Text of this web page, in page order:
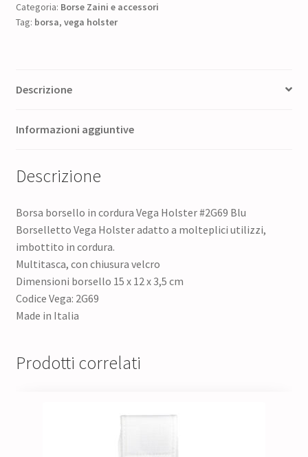
21,00 €.16,80 €.
Categoria: Borse Zaini e accessori
Tag: borsa, vega holster
Descrizione
Informazioni aggiuntive
Descrizione
Borsa borsello in cordura Vega Holster #2G69 Blu
Borselletto Vega Holster adatto a molteplici utilizzi,
imbottito in cordura.
Multitasca, con chiusura velcro
Dimensioni borsello 15 x 12 x 3,5 cm
Codice Vega: 2G69
Made in Italia
Prodotti correlati